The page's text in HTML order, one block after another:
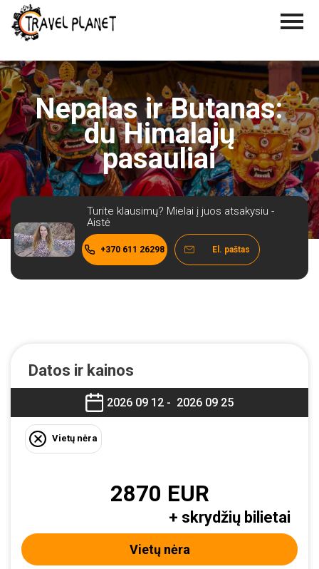
Nepalas ir Butanas:
du Himalajų
pasauliai
Datos ir kainos
2026 09 12 - 2026 09 25
Vietų nėra
2870 EUR
+ skrydžių bilietai
Vietų nėra
Turite klausimų? Mielai į juos atsakysiu -
Aistė
+370 611 26298 El. paštas